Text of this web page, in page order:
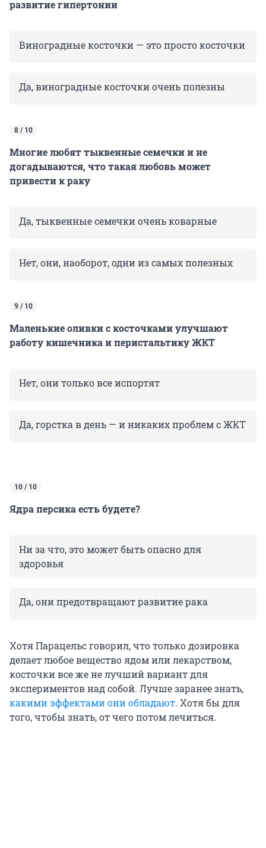
развитие гипертонии
Виноградные косточки — это просто косточки
Да, виноградные косточки очень полезны
8 / 10
Многие любят тыквенные семечки и не
догадываются, что такая любовь может
привести к раку
Да, тыквенные семечки очень коварные
Нет, они, наоборот, одни из самых полезных
9 / 10
Маленькие оливки с косточками улучшают
работу кишечника и перистальтику ЖКТ
Нет, они только все испортят
Да, горстка в день — и никаких проблем с ЖКТ
10 / 10
Ядра персика есть будете?
Ни за что, это может быть опасно для
здоровья
Да, они предотвращают развитие рака
Хотя Парацельс говорил, что только дозировка
делает любое вещество ядом или лекарством,
косточки все же не лучший вариант для
экспериментов над собой. Лучше заранее знать,
какими эффектами они обладают. Хотя бы для
того, чтобы знать, от чего потом лечиться.